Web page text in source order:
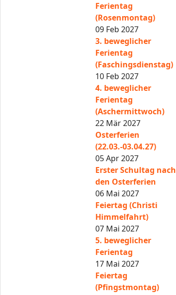
Ferientag
(Rosenmontag)
09 Feb 2027
3. beweglicher
Ferientag
(Faschingsdienstag)
10 Feb 2027
4. beweglicher
Ferientag
(Aschermittwoch)
22 Mär 2027
Osterferien
(22.03.-03.04.27)
05 Apr 2027
Erster Schultag nach
den Osterferien
06 Mai 2027
Feiertag (Christi
Himmelfahrt)
07 Mai 2027
5. beweglicher
Ferientag
17 Mai 2027
Feiertag
(Pfingstmontag)